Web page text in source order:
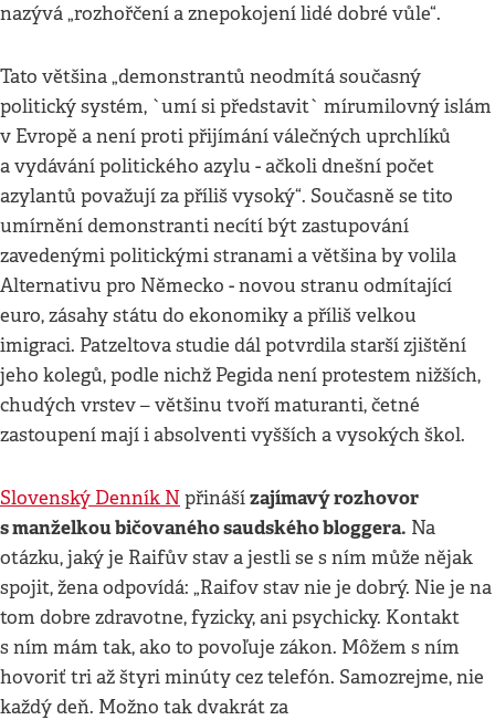
nazývá „rozhořčení a znepokojení lidé dobré vůle“.
Tato většina „demonstrantů neodmítá současný
politický systém, `umí si představit` mírumilovný islám
v Evropě a není proti přijímání válečných uprchlíků
a vydávání politického azylu - ačkoli dnešní počet
azylantů považují za příliš vysoký“. Současně se tito
umírnění demonstranti necítí být zastupování
zavedenými politickými stranami a většina by volila
Alternativu pro Německo - novou stranu odmítající
euro, zásahy státu do ekonomiky a příliš velkou
imigraci. Patzeltova studie dál potvrdila starší zjištění
jeho kolegů, podle nichž Pegida není protestem nižších,
chudých vrstev – většinu tvoří maturanti, četné
zastoupení mají i absolventi vyšších a vysokých škol.
Slovenský Denník Npřinášízajímavý rozhovor
s manželkou bičovaného saudského bloggera. Na
otázku, jaký je Raifův stav a jestli se s ním může nějak
spojit, žena odpovídá: „Raifov stav nie je dobrý. Nie je na
tom dobre zdravotne, fyzicky, ani psychicky. Kontakt
s ním mám tak, ako to povoľuje zákon. Môžem s ním
hovoriť tri až štyri minúty cez telefón. Samozrejme, nie
každý deň. Možno tak dvakrát za